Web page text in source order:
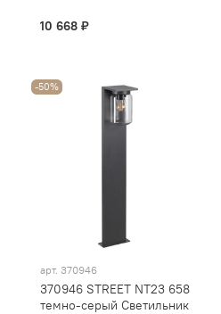
10 668 ₽
-50%
арт. 370946
370946 STREET NT23 658
темно-серый Светильник